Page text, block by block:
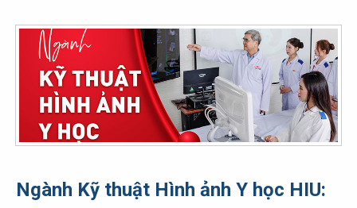
Ngành Kỹ thuật Hình ảnh Y học HIU: